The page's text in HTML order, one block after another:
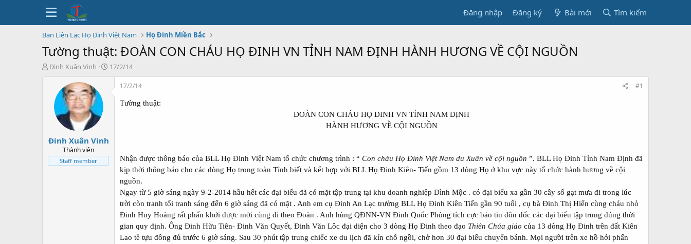
Đăng nhập Đăng ký Bài mới Tìm kiếm
Ban Liên Lạc Họ Đinh Việt Nam Họ Đinh Miền Bắc
Tường thuật: ĐOÀN CON CHÁU HỌ ĐINH VN TỈNH NAM ĐỊNH HÀNH HƯƠNG VỀ CỘI NGUỒN
T
a
t
e
Đinh Xuân Vinh
N
17/2/14
Đinh Xuân Vinh
Thành viên
Staff member
17/2/14 #1
Tường thuật:
ĐOÀN CON CHÁU HỌ ĐINH VN TỈNH NAM ĐỊNH
HÀNH HƯƠNG VỀ CỘI NGUỒN
Nhận được thông báo của BLL Họ Đinh Việt Nam tổ chức chương trình : “ Con cháu Họ Đinh Việt Nam du Xuân về cội nguồn ”. BLL Họ Đinh Tỉnh Nam Định đã
kịp thời thông báo cho các dòng Họ trong toàn Tỉnh biết và kết hợp với BLL Họ Đinh Kiên- Tiến gồm 13 dòng Họ ở khu vực này tổ chức hành hương về cội
nguồn.
Ngay từ 5 giờ sáng ngày 9-2-2014 hầu hết các đại biểu đã có mặt tập trung tại khu doanh nghiệp Đình Mộc . có đại biểu xa gần 30 cây số gạt mưa đi trong lúc
trời còn tranh tối tranh sáng đến 6 giờ sáng đã có mặt . Anh em cụ Đinh An Lạc trưởng BLL Họ Đinh Kiên Tiến gần 90 tuổi , cụ bà Đinh Thị Hiển cùng cháu nhỏ
Đinh Huy Hoàng rất phấn khởi được mời cùng đi theo Đoàn . Anh hùng QĐNN-VN Đinh Quốc Phòng tích cực báo tin đôn đốc các đại biểu tập trung đúng thời
gian quy định. Ông Đinh Hữu Tiên- Đinh Văn Quyết, Đinh Văn Lôc đại diện cho 3 dòng Họ Đinh theo đạo Thiên Chúa giáo của 13 dòng Họ Đinh trên đất Kiên
Lao tề tựu đông đủ trước 6 giờ sáng. Sau 30 phút tập trung chiếc xe du lịch đã kín chỗ ngồi, chở hơn 30 đại biểu chuyển bánh. Mọi người trên xe hồ hởi phấn